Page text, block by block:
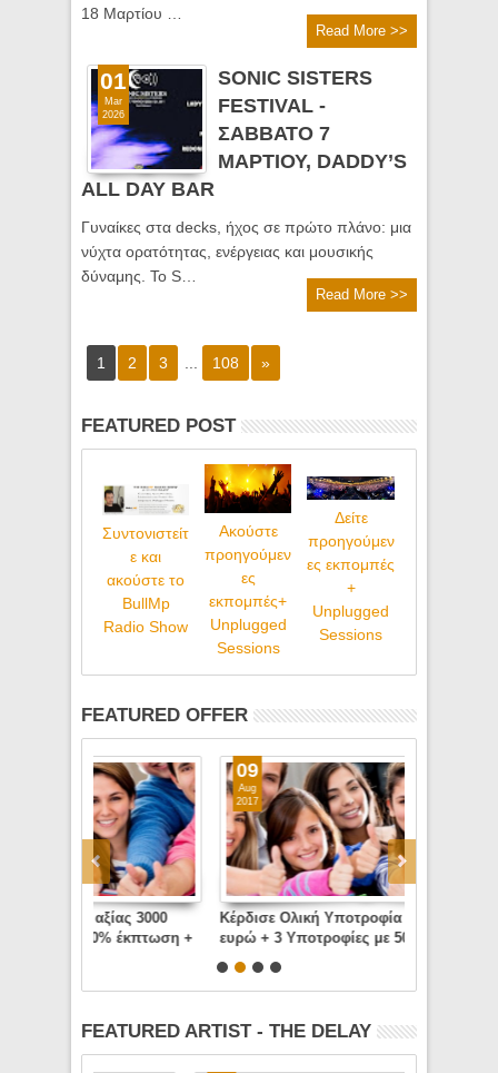
18 Μαρτίου …
Read More >>
SONIC SISTERS
FESTIVAL -
ΣΑΒΒΑΤΟ 7
ΜΑΡΤΙΟΥ, DADDY’S
ALL DAY BAR
Γυναίκες στα decks, ήχος σε πρώτο πλάνο: μια
νύχτα ορατότητας, ενέργειας και μουσικής
δύναμης. Το S…
Read More >>
01
Mar
2026
1 2 3 108 »
FEATURED POST
Συντονιστείτ
ε και
ακούστε το
BullMp
Radio Show
Ακούστε
προηγούμεν
ες
εκπομπές+
Unplugged
Sessions
Δείτε
προηγούμεν
ες εκπομπές
+
Unplugged
Sessions
FEATURED OFFER
Κέρδισε Ολική Υποτροφία αξίας 3000
ευρώ + 3 Υποτροφίες με 50% έκπτωση +
ειδικότητες του Grand Foyer προσφορά
του BulMp.com
09
Aug
2017
BulMp.com
FEATURED ARTIST - THE DELAY